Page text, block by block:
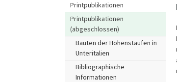
Printpublikationen
Printpublikationen
(abgeschlossen)
Bauten der Hohenstaufen in
Unteritalien
Bibliographische
Informationen